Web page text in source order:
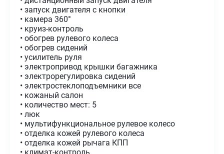
• запуск двигателя с кнопки
• камера 360°
• круиз-контроль
• обогрев рулевого колеса
• обогрев сидений
• усилитель руля
• электропривод крышки багажника
• электрорегулировка сидений
• электростеклоподъемники все
• кожаный салон
• количество мест: 5
• люк
• мультифункциональное рулевое колесо
• отделка кожей рулевого колеса
• отделка кожей рычага КПП